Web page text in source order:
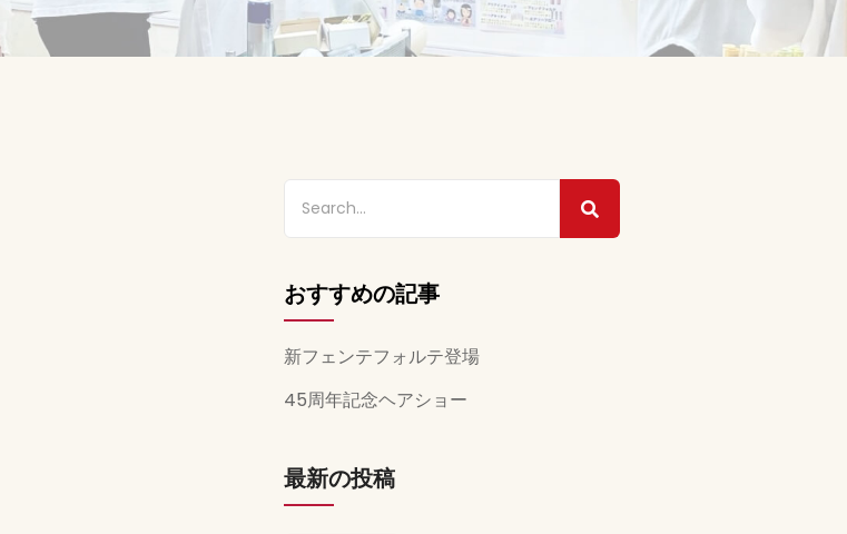
おすすめの記事
新フェンテフォルテ登場
45周年記念ヘアショー
最新の投稿